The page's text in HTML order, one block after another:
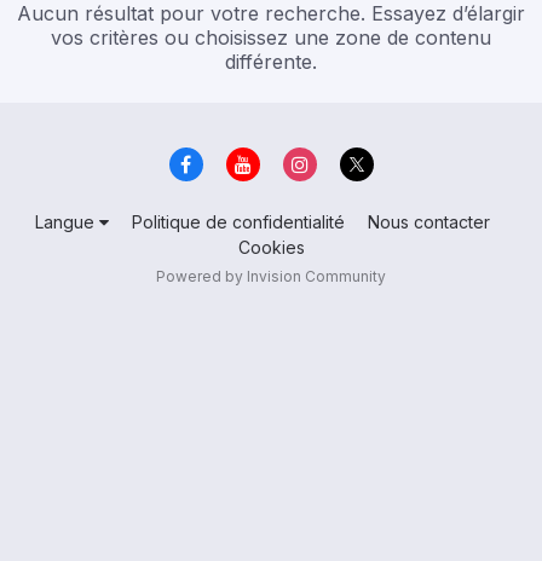
Aucun résultat pour votre recherche. Essayez d’élargir
vos critères ou choisissez une zone de contenu
différente.
Langue Politique de confidentialité
Nous contacter
Cookies
Powered by Invision Community